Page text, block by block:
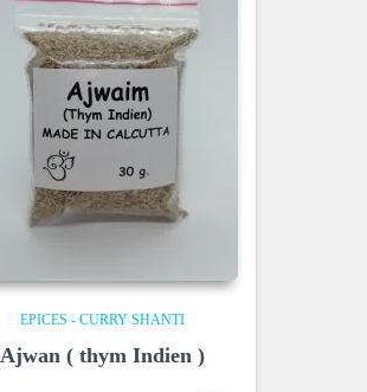
EPICES - CURRY SHANTI
Ajwan ( thym Indien )